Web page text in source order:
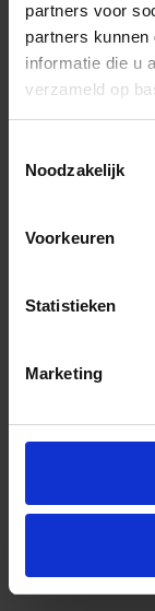
partners voor
partners
informatie die u
verzameld op
Noodzakelijk
Voorkeuren
Statistieken
Marketing
Niet op
Prijs per 1 Stuk